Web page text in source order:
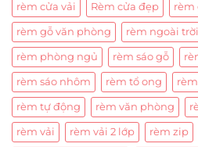
rèm cửa vải Rèm cửa đẹp rèm
rèm gỗ văn phòng rèm ngoài trời
rèm phòng ngủ rèm sáo gỗ
rèm sáo nhôm rèm tổ ong
rèm tự động rèm văn phòng
rèm vải rèm vải 2 lớp rèm zip